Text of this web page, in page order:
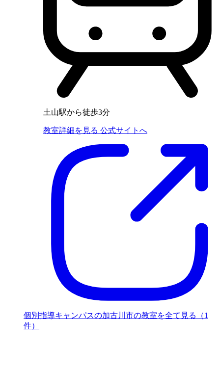
土山駅から徒歩3分
教室詳細を見る 公式サイトへ
個別指導キャンパスの加古川市の教室を全て見る（1
件）